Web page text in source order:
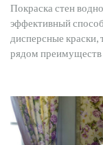
Покраска стен
эффективный
дисперсные краски,
рядом преимуществ